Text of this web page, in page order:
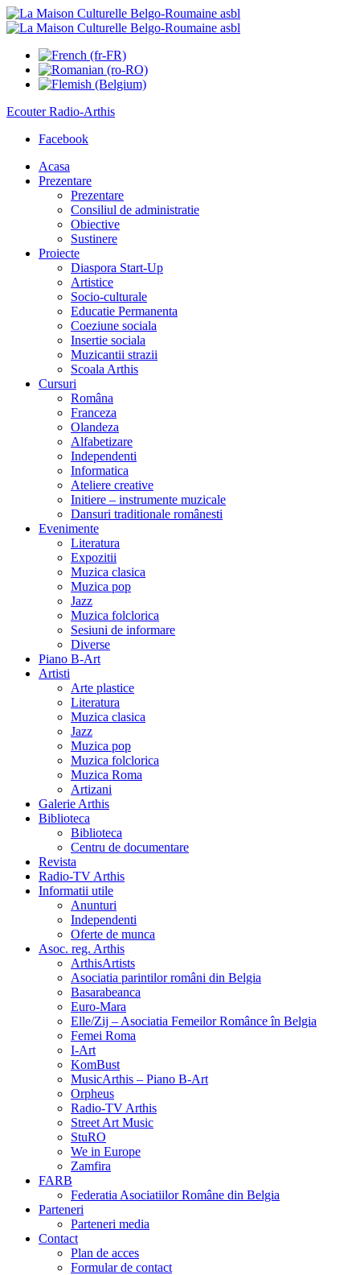
EcouterRadio-Arthis
Facebook
Acasa
Prezentare
Prezentare
Consiliul de administratie
Obiective
Sustinere
Proiecte
Diaspora Start-Up
Artistice
Socio-culturale
Educatie Permanenta
Coeziune sociala
Insertie sociala
Muzicantii strazii
Scoala Arthis
Cursuri
Româna
Franceza
Olandeza
Alfabetizare
Independenti
Informatica
Ateliere creative
Initiere – instrumente muzicale
Dansuri traditionale românesti
Evenimente
Literatura
Expozitii
Muzica clasica
Muzica pop
Jazz
Muzica folclorica
Sesiuni de informare
Diverse
Piano B-Art
Artisti
Arte plastice
Literatura
Muzica clasica
Jazz
Muzica pop
Muzica folclorica
Muzica Roma
Artizani
Galerie Arthis
Biblioteca
Biblioteca
Centru de documentare
Revista
Radio-TV Arthis
Informatii utile
Anunturi
Independenti
Oferte de munca
Asoc. reg. Arthis
ArthisArtists
Asociatia parintilor români din Belgia
Basarabeanca
Euro-Mara
Elle/Zij – Asociatia Femeilor Românce în Belgia
Femei Roma
I-Art
KomBust
MusicArthis – Piano B-Art
Orpheus
Radio-TV Arthis
Street Art Music
StuRO
We in Europe
Zamfira
FARB
Federatia Asociatiilor Române din Belgia
Parteneri
Parteneri media
Contact
Plan de acces
Formular de contact